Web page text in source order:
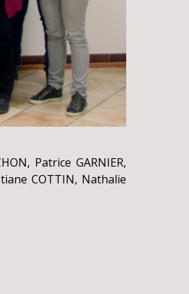
Patrice GARNIER,
COTTIN, Nathalie